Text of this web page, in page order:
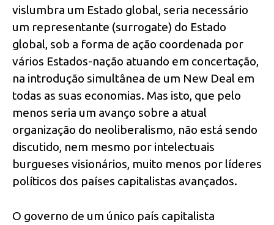
vislumbra um Estado global, seria necessário
um representante (surrogate) do Estado
global, sob a forma de ação coordenada por
vários Estados-nação atuando em concertação,
na introdução simultânea de um New Deal em
todas as suas economias. Mas isto, que pelo
menos seria um avanço sobre a atual
organização do neoliberalismo, não está sendo
discutido, nem mesmo por intelectuais
burgueses visionários, muito menos por líderes
políticos dos países capitalistas avançados.
O governo de um único país capitalista